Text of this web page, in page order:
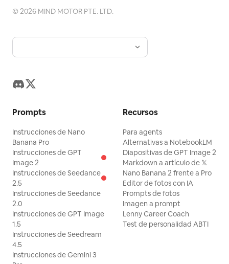
©2026 MIND MOTOR PTE. LTD.
Prompts
Instrucciones de Nano
Banana Pro
Instrucciones de GPT
Image 2
Instrucciones de Seedance
2.5
Instrucciones de Seedance
2.0
Instrucciones de GPT Image
1.5
Instrucciones de Seedream
4.5
Instrucciones de Gemini 3
Recursos
Para agents
Alternativas a NotebookLM
Diapositivas de GPT Image 2
Markdown a artículo de 𝕏
Nano Banana 2 frente a Pro
Editor de fotos con IA
Prompts de fotos
Imagen a prompt
Lenny Career Coach
Test de personalidad ABTI